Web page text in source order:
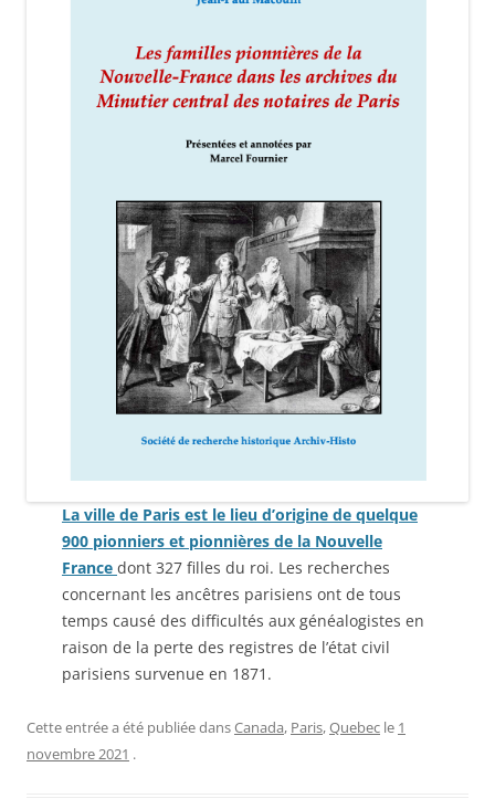
La ville de Paris est le lieu d’origine de quelque
900 pionniers et pionnières de la Nouvelle
France dont 327 filles du roi. Les recherches
concernant les ancêtres parisiens ont de tous
temps causé des difficultés aux généalogistes en
raison de la perte des registres de l’état civil
parisiens survenue en 1871.
Cette entrée a été publiée dansCanada, Paris,Quebec le 1
novembre 2021 .